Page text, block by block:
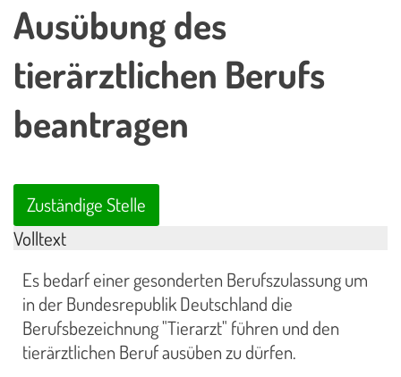
Ausübung des
tierärztlichen Berufs
beantragen
Zuständige Stelle
Volltext
Es bedarf einer gesonderten Berufszulassung um
in der Bundesrepublik Deutschland die
Berufsbezeichnung "Tierarzt" führen und den
tierärztlichen Beruf ausüben zu dürfen.